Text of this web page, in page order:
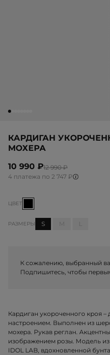
КАРДИГАН
МОХЕРА
10 990 ₽12 990 ₽
4 платежа по 2 747 ₽
ЦВЕТ
РАЗМЕРЫ S M
К сожалению, выбранный
Подпишитесь, чтобы
Кардиган укороченного кроя
настроением. Выполнен из
мохера. Рукав реглан.
изображением розы. Модель
IDOL LAB, вдохновленной